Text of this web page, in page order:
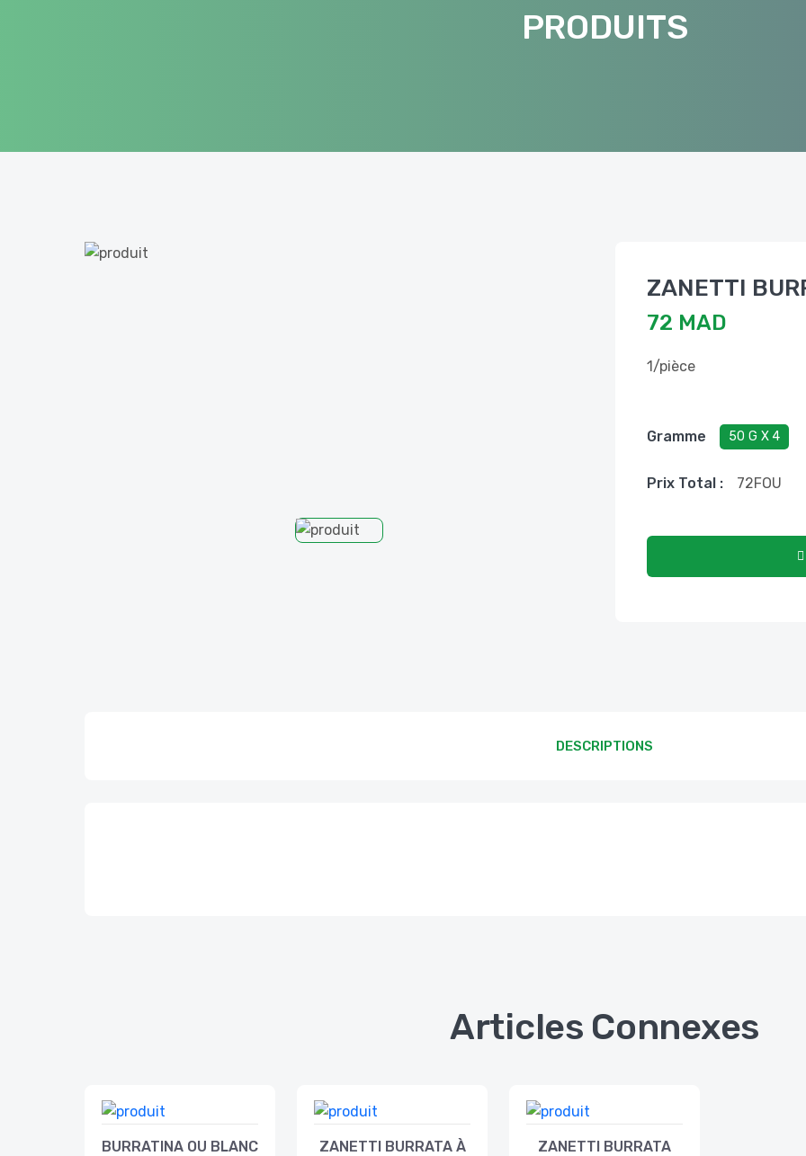
PRODUITS
ZANETTI
72 MAD
1/pièce
Gramme 50 G X 4
Prix ​​total : 72FOU
DESCRIPTIONS
Articles Connexes
BURRATINA OU BLANC
ZANETTI BURRATA À
ZANETTI BURRATA